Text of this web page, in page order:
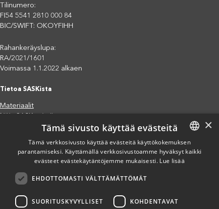
Tilinumero:
FI54 5541 2810 000 84
BIC/SWIFT: OKOYFIHH
Rahankeräyslupa:
RA/2021/1601
Voimassa 1.1.2022 alkaen
Tietoa SASKista
Materiaalit
Jäsenjärjestöt
Saavutettavuusseloste
Tietosuojaseloste
Eettiset periaatteet (pdf)
Lahjoita
Osallistu
Liity kannatusjäseneksi
FINNISH
×
Tämä sivusto käyttää evästeitä
Tämä verkkosivusto käyttää evästeitä käyttökokemuksen
parantamiseksi. Käyttämällä verkkosivustoamme hyväksyt kaikki
evästeet evästekäytäntöjemme mukaisesti. Lue lisää
EHDOTTOMASTI VÄLTTÄMÄTTÖMÄT
SUORITUSKYVYLLISET KOHDENTAVAT